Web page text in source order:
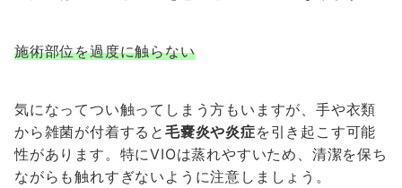
施術部位を過度に触らない
気になってつい触ってしまう方もいますが、手や衣類
から雑菌が付着すると 毛嚢炎や炎症を引き起こす可能
性があります。特にVIOは蒸れやすいため、清潔を保ち
ながらも触れすぎないように注意しましょう。